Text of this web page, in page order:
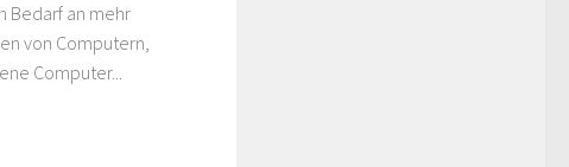
Bedarf an mehr
von Computern,
Computer...